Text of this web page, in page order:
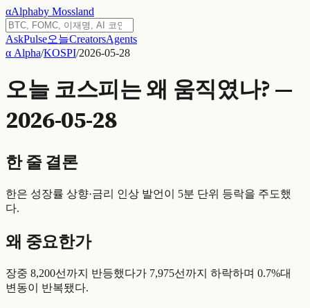
αAlphaby Mossland
AskPulse오늘CreatorsAgents
α Alpha/KOSPI/2026-05-28
오늘 코스피는 왜 움직였나? —
2026-05-28
한 줄 결론
한은 성장률 상향·금리 인상 발언이 5분 단위 등락을 주도했
다.
왜 중요한가
장중 8,200선까지 반등했다가 7,975선까지 하락하며 0.7%대
변동이 반복됐다.